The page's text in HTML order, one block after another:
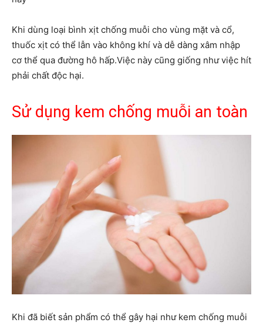
Khi dùng loại bình xịt chống muỗi cho vùng mặt và cổ,
thuốc xịt có thể lẫn vào không khí và dễ dàng xâm nhập
cơ thể qua đường hô hấp.Việc này cũng giống như việc hít
phải chất độc hại.
Sử dụng kem chống muỗi an toàn
Khi đã biết sản phẩm có thể gây hại như kem chống muỗi